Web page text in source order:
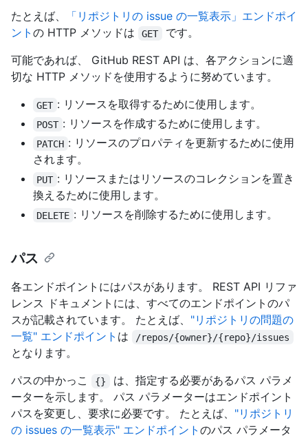
たとえば、
「リポジトリの issue の一覧表示」エンドポイ
ント の HTTP メソッドは GET
です。
可能であれば、 GitHub REST API は、各アクションに適
切な HTTP メソッドを使用するように努めています。
GET : リソースを取得するために使用します。
POST : リソースを作成するために使用します。
PATCH : リソースのプロパティを更新するために使用
されます。
PUT : リソースまたはリソースのコレクションを置き
換えるために使用します。
DELETE : リソースを削除するために使用します。
パス
各エンドポイントにはパスがあります。 REST API リファ
レンス ドキュメントには、すべてのエンドポイントのパ
スが記載されています。 たとえば、 "リポジトリの問題の
一覧" エンドポイント は /repos/{owner}/{repo}/issues
となります。
パスの中かっこ
{}
は、指定する必要があるパス パラメ
ーターを示します。 パス パラメーターはエンドポイント
パスを変更し、要求に必要です。 たとえば、 "リポジトリ
の issues の一覧表示" エンドポイント のパス パラメータ